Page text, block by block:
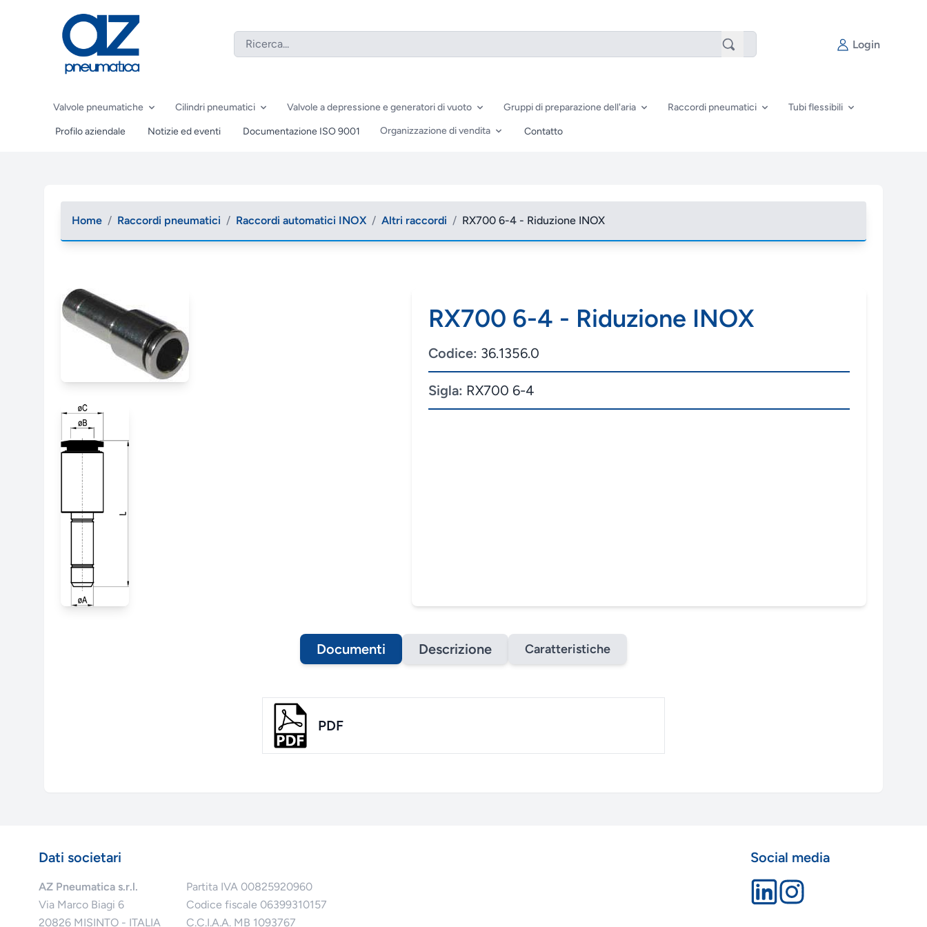
Login
Valvole pneumatiche Cilindri pneumatici Valvole a depressione e generatori di vuoto Gruppi di preparazione dell'aria Raccordi pneumatici Tubi flessibili
Profilo aziendale Notizie ed eventi Documentazione ISO 9001 Organizzazione di vendita Contatto
Home / Raccordi pneumatici / Raccordi automatici INOX / Altri raccordi / RX700 6-4 - Riduzione INOX
RX700 6-4 - Riduzione INOX
Codice: 36.1356.0
Sigla: RX700 6-4
Documenti Descrizione Caratteristiche
PDF
Dati societari
AZ Pneumatica s.r.l.
Via Marco Biagi 6
20826 MISINTO - ITALIA
Partita IVA 00825920960
Codice fiscale 06399310157
C.C.I.A.A. MB 1093767
Social media